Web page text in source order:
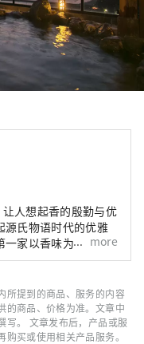
人想起香的殷勤与优
源氏物语时代的优雅
一家以香味为主题的
心灵平静。 您的房间
more
所提到的商品、服务的内容
的商品、价格为准。文章中
写。 文章发布后，产品或服
买或使用相关产品服务。